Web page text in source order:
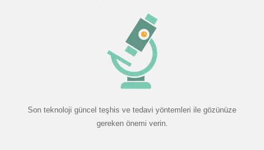
Son teknoloji güncel teşhis ve tedavi yöntemleri ile gözünüze
gereken önemi verin.